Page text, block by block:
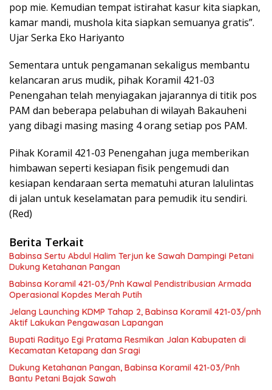
pop mie. Kemudian tempat istirahat kasur kita siapkan,
kamar mandi, mushola kita siapkan semuanya gratis”.
Ujar Serka Eko Hariyanto
Sementara untuk pengamanan sekaligus membantu
kelancaran arus mudik, pihak Koramil 421-03
Penengahan telah menyiagakan jajarannya di titik pos
PAM dan beberapa pelabuhan di wilayah Bakauheni
yang dibagi masing masing 4 orang setiap pos PAM.
Pihak Koramil 421-03 Penengahan juga memberikan
himbawan seperti kesiapan fisik pengemudi dan
kesiapan kendaraan serta mematuhi aturan lalulintas
di jalan untuk keselamatan para pemudik itu sendiri.
(Red)
Berita Terkait
Babinsa Sertu Abdul Halim Terjun ke Sawah Dampingi Petani
Dukung Ketahanan Pangan
Babinsa Koramil 421-03/Pnh Kawal Pendistribusian Armada
Operasional Kopdes Merah Putih
Jelang Launching KDMP Tahap 2, Babinsa Koramil 421-03/pnh
Aktif Lakukan Pengawasan Lapangan
Bupati Radityo Egi Pratama Resmikan Jalan Kabupaten di
Kecamatan Ketapang dan Sragi
Dukung Ketahanan Pangan, Babinsa Koramil 421-03/Pnh
Bantu Petani Bajak Sawah